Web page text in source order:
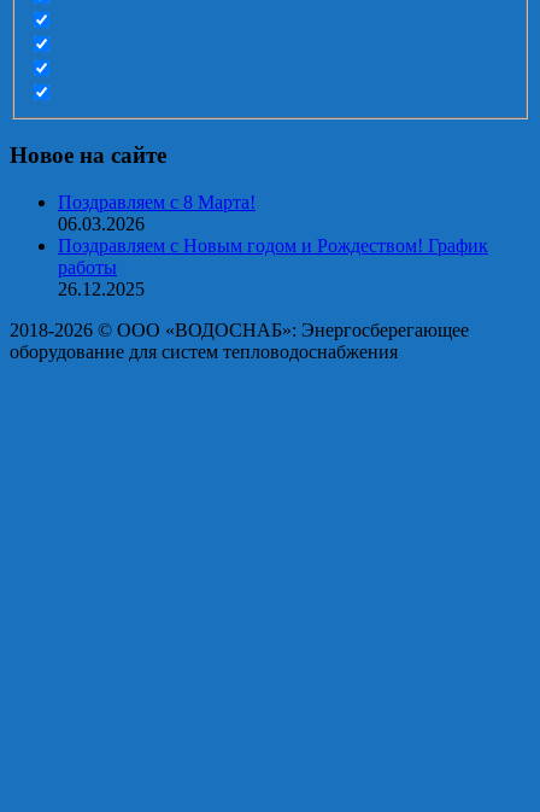
Новое на сайте
Поздравляем с 8 Марта!
06.03.2026
Поздравляем с Новым годом и Рождеством! График
работы
26.12.2025
2018-2026 © OOO «ВОДОСНАБ»: Энергосберегающее
оборудование для систем тепловодоснабжения